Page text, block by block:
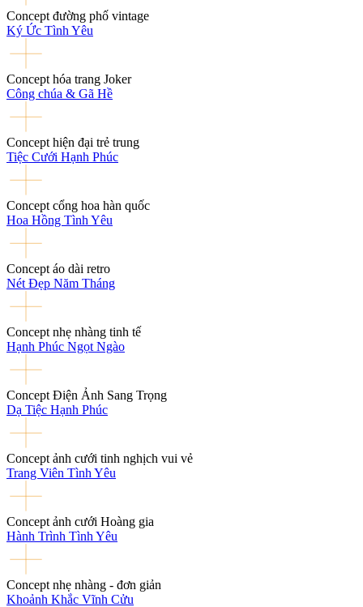
Concept đường phố vintage
Ký Ức Tình Yêu
Concept hóa trang Joker
Công chúa & Gã Hề
Concept hiện đại trẻ trung
Tiệc Cưới Hạnh Phúc
Concept cổng hoa hàn quốc
Hoa Hồng Tình Yêu
Concept áo dài retro
Nét Đẹp Năm Tháng
Concept nhẹ nhàng tinh tế
Hạnh Phúc Ngọt Ngào
Concept Điện Ảnh Sang Trọng
Dạ Tiệc Hạnh Phúc
Concept ảnh cưới tinh nghịch vui vẻ
Trang Viên Tình Yêu
Concept ảnh cưới Hoàng gia
Hành Trình Tình Yêu
Concept nhẹ nhàng - đơn giản
Khoảnh Khắc Vĩnh Cửu